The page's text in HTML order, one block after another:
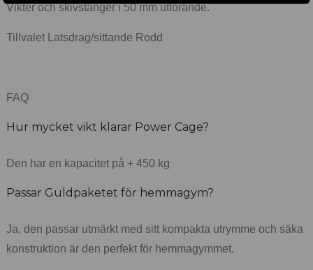
Vikter och skivstänger i 50 mm utförande.
Tillvalet Latsdrag/sittande Rodd
FAQ
Hur mycket vikt klarar Power Cage?
Den har en kapacitet på + 450 kg
Passar Guldpaketet för hemmagym?
Ja, den passar utmärkt med sitt kompakta utrymme och säka
konstruktion är den perfekt för hemmagymmet.